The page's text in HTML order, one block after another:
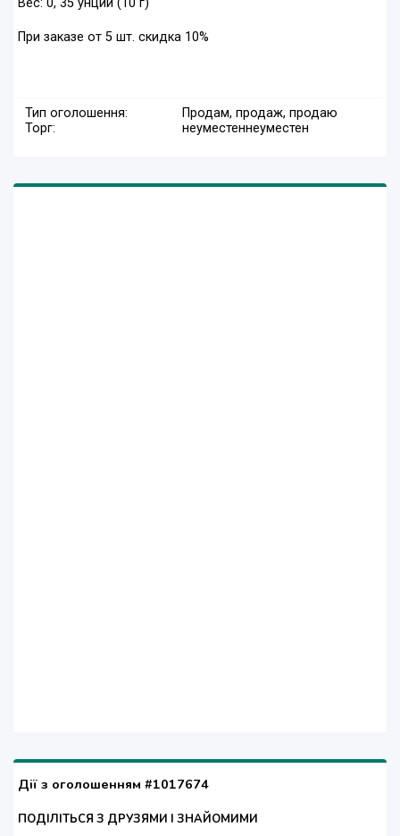
Вес: 0, 35 унции (10 г)
При заказе от 5 шт. скидка 10%
Тип оголошення:
Продам, продаж, продаю
Торг:
неуместеннеуместен
Дії з оголошенням #1017674
ПОДІЛІТЬСЯ З ДРУЗЯМИ І ЗНАЙОМИМИ